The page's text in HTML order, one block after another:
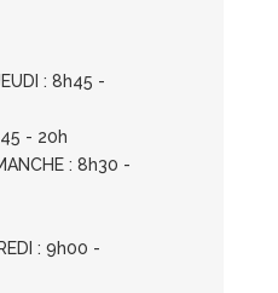
: 8h45 -
- 20h
: 8h30 -
: 9h00 -